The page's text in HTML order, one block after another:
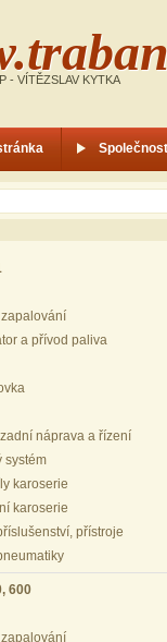
- VÍTĚZSLAV KYTKA
Společnost
a přívod paliva
náprava a řízení
systém
karoserie
karoserie
přístroje
600